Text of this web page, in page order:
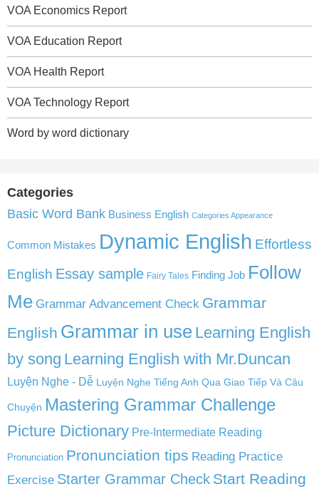
VOA Economics Report
VOA Education Report
VOA Health Report
VOA Technology Report
Word by word dictionary
Categories
Basic Word Bank Business English Categories Appearance
Common Mistakes Dynamic English Effortless
English Essay sample Fairy Tales Finding Job Follow
Me Grammar Advancement Check Grammar
English Grammar in use Learning English
by song Learning English with Mr.Duncan
Luyện Nghe - Dễ Luyện Nghe Tiếng Anh Qua Giao Tiếp Và Câu
Chuyện Mastering Grammar Challenge
Picture Dictionary Pre-Intermediate Reading
Pronunciation Pronunciation tips Reading Practice
Exercise Starter Grammar Check Start Reading